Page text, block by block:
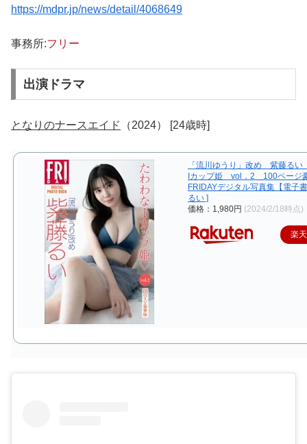
https://mdpr.jp/news/detail/4068649
事務所:フリー
出演ドラマ
となりのナースエイド （2024） [24歳時]
「流川ゆうり」改め 紫藤る
Iカップ姫 vol．2 100ペー
FRIDAYデジタル写真集【電子
るい ]
価格：1,980円 (2024/2/18時点)
楽